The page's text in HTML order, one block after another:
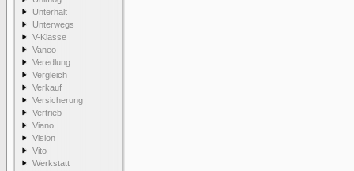
Unterhalt
Unterwegs
V-Klasse
Vaneo
Veredlung
Vergleich
Verkauf
Versicherung
Vertrieb
Viano
Vision
Vito
Werkstatt